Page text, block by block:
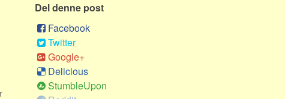
Del denne post
Facebook
Twitter
Google+
Delicious
StumbleUpon